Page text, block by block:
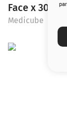
Face x 30 ml
Medicube
rubor